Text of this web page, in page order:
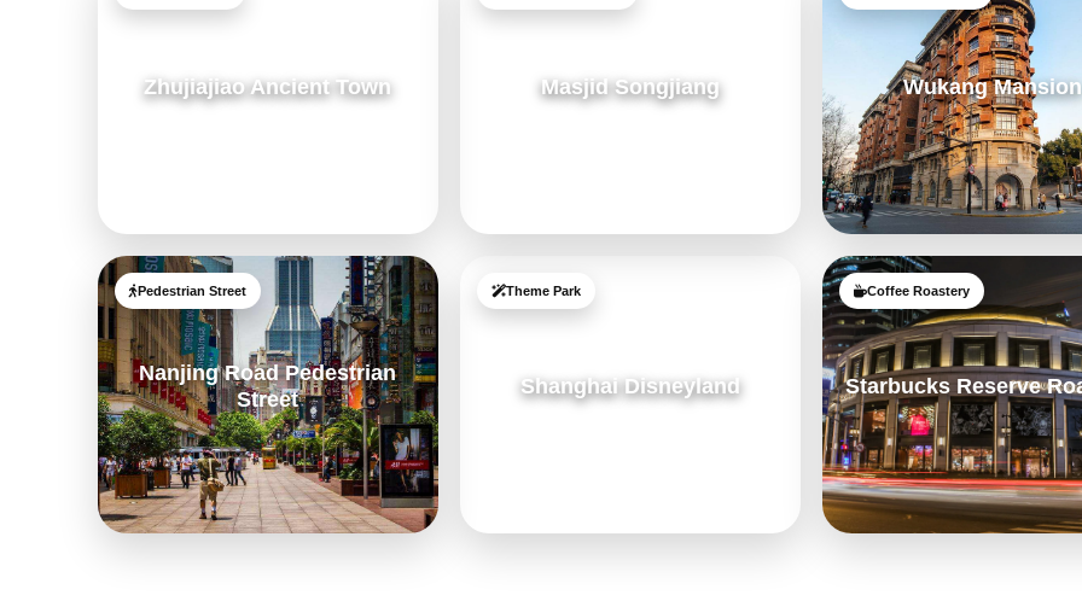
Zhujiajiao Ancient Town Masjid Songjiang Wukang Mansion
Nanjing Road Pedestrian
Street
Pedestrian Street
Shanghai Disneyland
Theme Park
Starbucks Reserve
Coffee Roastery